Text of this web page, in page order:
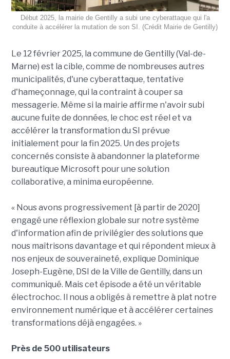
Début 2025, la mairie de Gentilly a subi une cyberattaque qui l'a
conduite à accélérer la mutation de son SI. (Crédit Mairie de Gentilly)
Le 12 février 2025, la commune de Gentilly (Val-de-
Marne) est la cible, comme de nombreuses autres
municipalités, d'une cyberattaque, tentative
d'hameçonnage, qui la contraint à couper sa
messagerie. Même si la mairie affirme n'avoir subi
aucune fuite de données, le choc est réel et va
accélérer la transformation du SI prévue
initialement pour la fin 2025. Un des projets
concernés consiste à abandonner la plateforme
bureautique Microsoft pour une solution
collaborative, a minima européenne.
« Nous avons progressivement [à partir de 2020]
engagé une réflexion globale sur notre système
d'information afin de privilégier des solutions que
nous maîtrisons davantage et qui répondent mieux à
nos enjeux de souveraineté, explique Dominique
Joseph-Eugène, DSI de la Ville de Gentilly, dans un
communiqué. Mais cet épisode a été un véritable
électrochoc. Il nous a obligés à remettre à plat notre
environnement numérique et à accélérer certaines
transformations déjà engagées. »
Près de 500 utilisateurs